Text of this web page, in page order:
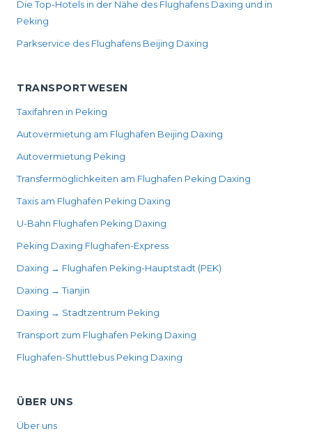
Die Top-Hotels in der Nähe des Flughafens Daxing und in
Peking
Parkservice des Flughafens Beijing Daxing
TRANSPORTWESEN
Taxifahren in Peking
Autovermietung am Flughafen Beijing Daxing
Autovermietung Peking
Transfermöglichkeiten am Flughafen Peking Daxing
Taxis am Flughafen Peking Daxing
U-Bahn Flughafen Peking Daxing
Peking Daxing Flughafen-Express
Daxing → Flughafen Peking-Hauptstadt (PEK)
Daxing → Tianjin
Daxing → Stadtzentrum Peking
Transport zum Flughafen Peking Daxing
Flughafen-Shuttlebus Peking Daxing
ÜBER UNS
Über uns